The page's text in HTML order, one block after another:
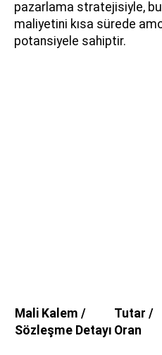
pazarlama stratejisiyle,
maliyetini kısa sürede
potansiyele sahiptir.
Mali Kalem /
Sözleşme Detayı
Tutar /
Oran